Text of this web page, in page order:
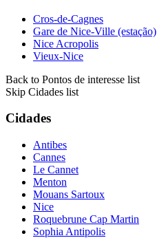
Cros-de-Cagnes
Gare de Nice-Ville (estação)
Nice Acropolis
Vieux-Nice
Back to Pontos de interesse list
Skip Cidades list
Cidades
Antibes
Cannes
Le Cannet
Menton
Mouans Sartoux
Nice
Roquebrune Cap Martin
Sophia Antipolis